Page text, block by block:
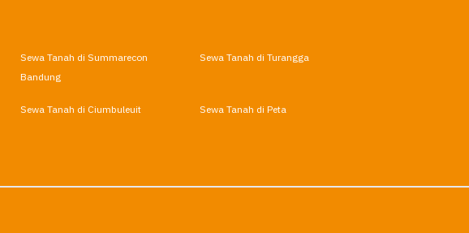
Sewa Tanah di Summarecon
Bandung
Sewa Tanah di Turangga
Sewa Tanah di Ciumbuleuit Sewa Tanah di Peta